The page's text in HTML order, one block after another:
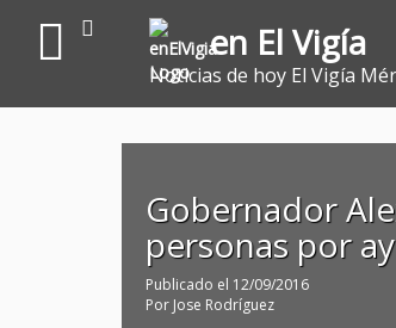
en El Vigía
Noticias de hoy El Vigía
Gobernador
personas por
Publicado el 12/09/2016
Por Jose Rodríguez